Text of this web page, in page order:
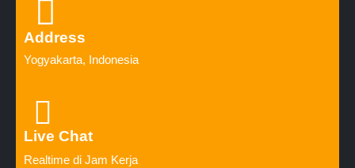
Address
Yogyakarta, Indonesia
Live Chat
Realtime di Jam Kerja